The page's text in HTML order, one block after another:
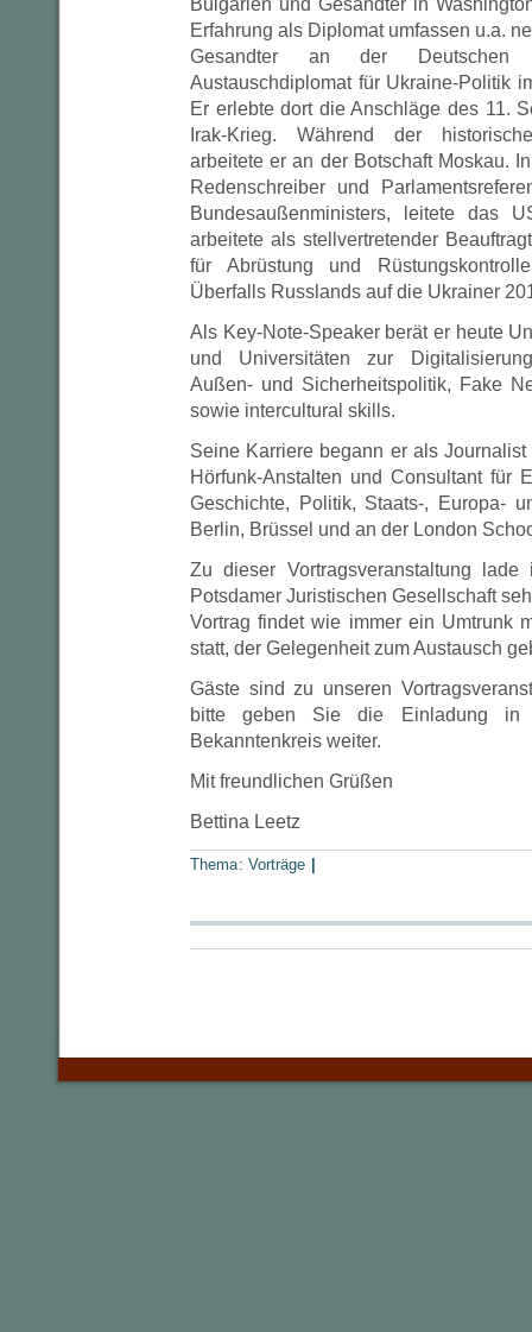
Bulgarien und Gesandter in
Erfahrung als Diplomat umfassen u.a.
Gesandter an der
Austauschdiplomat für Ukraine-Politik
Er erlebte dort die Anschläge des 11.
Irak-Krieg. Während der
arbeitete er an der Botschaft Moskau.
Redenschreiber und
Bundesaußenministers, leitete das
arbeitete als stellvertretender
für Abrüstung und
Überfalls Russlands auf die Ukrainer
Als Key-Note-Speaker berät er heute
und Universitäten zur
Außen- und Sicherheitspolitik, Fake
sowie intercultural skills.
Seine Karriere begann er als
Hörfunk-Anstalten und Consultant für
Geschichte, Politik, Staats-, Europa-
Berlin, Brüssel und an der London
Zu dieser Vortragsveranstaltung
Potsdamer Juristischen Gesellschaft
Vortrag findet wie immer ein Umtrunk
statt, der Gelegenheit zum Austausch
Gäste sind zu unseren
bitte geben Sie die Einladung in
Bekanntenkreis weiter.
Mit freundlichen Grüßen
Bettina Leetz
Thema: Vorträge